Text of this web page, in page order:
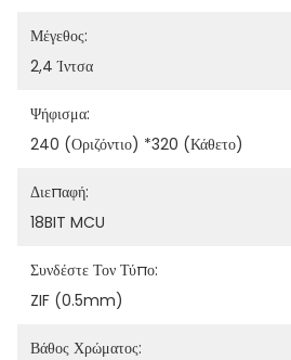
Μέγεθος:
2,4 Ίντσα
Ψήφισμα:
240 (οριζόντιο) *320 (κάθετο)
Διεπαφή:
18BIT MCU
Συνδέστε Τον Τύπο:
ZIF (0.5mm)
Βάθος Χρώματος: